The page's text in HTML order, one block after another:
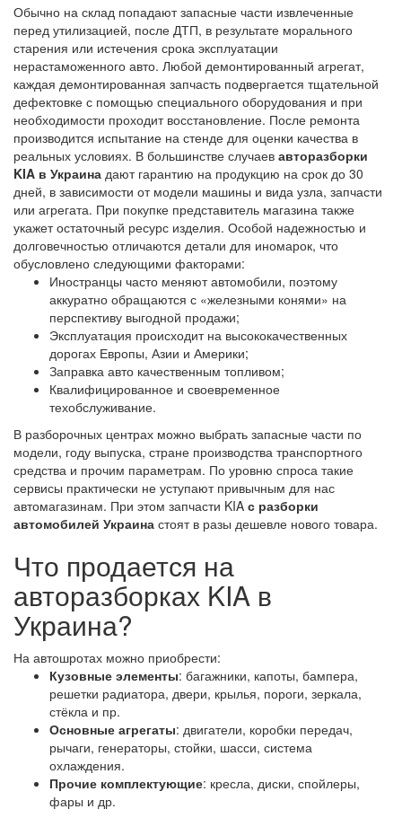
Обычно на склад попадают запасные части извлеченные
перед утилизацией, после ДТП, в результате морального
старения или истечения срока эксплуатации
нерастаможенного авто. Любой демонтированный агрегат,
каждая демонтированная запчасть подвергается тщательной
дефектовке с помощью специального оборудования и при
необходимости проходит восстановление. После ремонта
производится испытание на стенде для оценки качества в
реальных условиях. В большинстве случаев авторазборки
KIA в Украина дают гарантию на продукцию на срок до 30
дней, в зависимости от модели машины и вида узла, запчасти
или агрегата. При покупке представитель магазина также
укажет остаточный ресурс изделия. Особой надежностью и
долговечностью отличаются детали для иномарок, что
обусловлено следующими факторами:
Иностранцы часто меняют автомобили, поэтому
аккуратно обращаются с «железными конями» на
перспективу выгодной продажи;
Эксплуатация происходит на высококачественных
дорогах Европы, Азии и Америки;
Заправка авто качественным топливом;
Квалифицированное и своевременное
техобслуживание.
В разборочных центрах можно выбрать запасные части по
модели, году выпуска, стране производства транспортного
средства и прочим параметрам. По уровню спроса такие
сервисы практически не уступают привычным для нас
автомагазинам. При этом запчасти KIA с разборки
автомобилей Украина стоят в разы дешевле нового товара.
Что продается на
авторазборках KIA в
Украина?
На автошротах можно приобрести:
Кузовные элементы: багажники, капоты, бампера,
решетки радиатора, двери, крылья, пороги, зеркала,
стёкла и пр.
Основные агрегаты: двигатели, коробки передач,
рычаги, генераторы, стойки, шасси, система
охлаждения.
Прочие комплектующие: кресла, диски, спойлеры,
фары и др.